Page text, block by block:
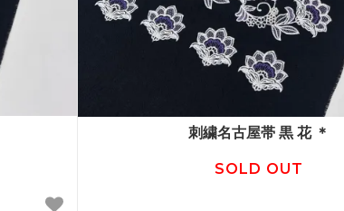
刺繍名古屋帯 黒 花 ＊
SOLD OUT